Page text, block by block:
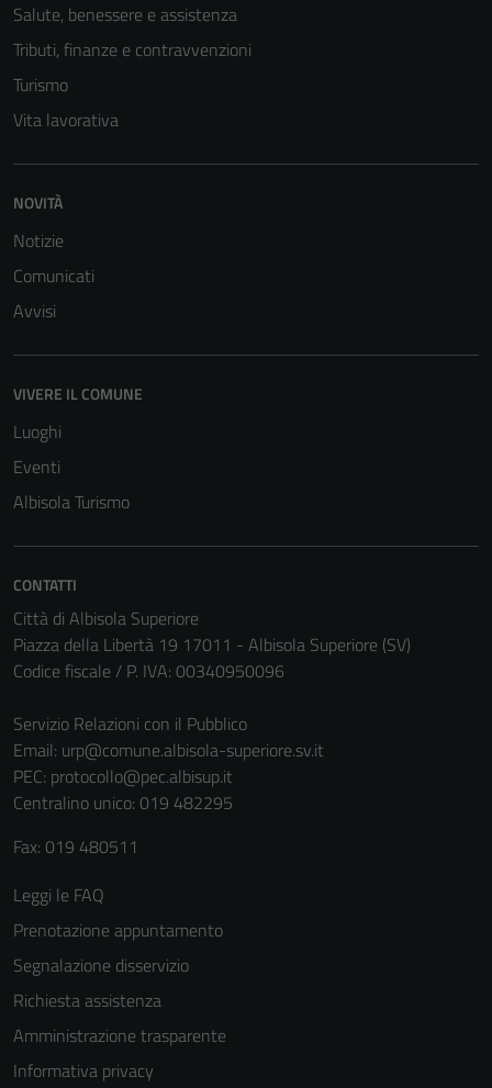
Salute, benessere e assistenza
Tributi, finanze e contravvenzioni
Turismo
Vita lavorativa
NOVITÀ
Notizie
Comunicati
Avvisi
VIVERE IL COMUNE
Luoghi
Eventi
Albisola Turismo
CONTATTI
Città di Albisola Superiore
Piazza della Libertà 19 17011 - Albisola Superiore (SV)
Codice fiscale / P. IVA: 00340950096
Servizio Relazioni con il Pubblico
Email: urp@comune.albisola-superiore.sv.it
PEC: protocollo@pec.albisup.it
Centralino unico: 019 482295
Fax: 019 480511
Leggi le FAQ
Prenotazione appuntamento
Segnalazione disservizio
Richiesta assistenza
Amministrazione trasparente
Informativa privacy
Questi cookie
disabilitati.
personali.